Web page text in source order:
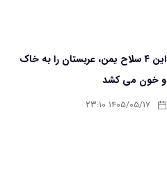
این ۴ سلاح یمن، عربستان را به خاک
و خون می کشد
۱۴۰۵/۰۵/۱۷ ۲۳:۱۰